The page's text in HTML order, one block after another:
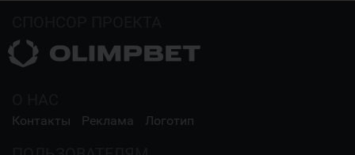
Контакты Реклама Логотип